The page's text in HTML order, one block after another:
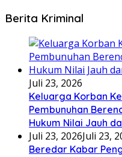
Berita Kriminal
Juli 23, 2026
Keluarga Korban
Pembunuhan
Hukum Nilai Jauh
Juli 23, 2026Juli 23,
Beredar Kabar